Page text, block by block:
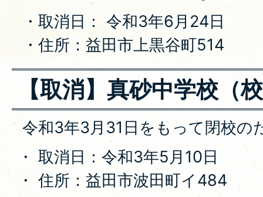
・取消日： 令和3年6月24日
・住所：益田市上黒谷町514
【取消】真砂中学校（
令和3年3月31日をもって閉校の
・ 取消日：令和3年5月10日
・ 住所：益田市波田町イ484